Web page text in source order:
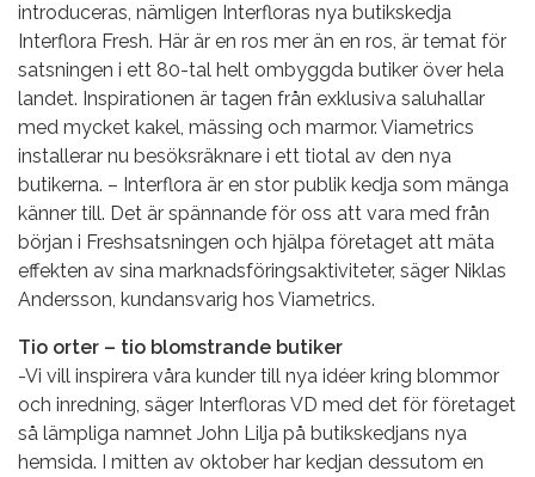
introduceras, nämligen Interfloras nya butikskedja
Interflora Fresh. Här är en ros mer än en ros, är temat för
satsningen i ett 80-tal helt ombyggda butiker över hela
landet. Inspirationen är tagen från exklusiva saluhallar
med mycket kakel, mässing och marmor. Viametrics
installerar nu besöksräknare i ett tiotal av den nya
butikerna. – Interflora är en stor publik kedja som mänga
känner till. Det är spännande för oss att vara med från
början i Freshsatsningen och hjälpa företaget att mäta
effekten av sina marknadsföringsaktiviteter, säger Niklas
Andersson, kundansvarig hos Viametrics.
Tio orter – tio blomstrande butiker
-Vi vill inspirera våra kunder till nya idéer kring blommor
och inredning, säger Interfloras VD med det för företaget
så lämpliga namnet John Lilja på butikskedjans nya
hemsida. I mitten av oktober har kedjan dessutom en